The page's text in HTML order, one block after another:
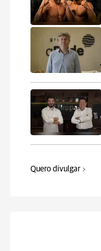
Quero divulgar